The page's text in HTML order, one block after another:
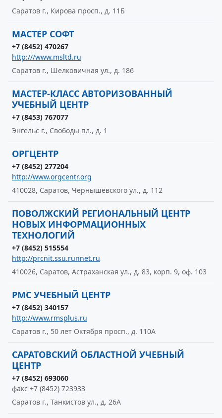
Саратов г., Кирова просп., д. 11Б
МАСТЕР СОФТ
+7 (8452) 470267
http:///www.msltd.ru
Саратов г., Шелковичная ул., д. 186
МАСТЕР-КЛАСС АВТОРИЗОВАННЫЙ
УЧЕБНЫЙ ЦЕНТР
+7 (8453) 767077
Энгельс г., Свободы пл., д. 1
ОРГЦЕНТР
+7 (8452) 277204
http://www.orgcentr.org
410028, Саратов, Чернышевского ул., д. 112
ПОВОЛЖСКИЙ РЕГИОНАЛЬНЫЙ ЦЕНТР
НОВЫХ ИНФОРМАЦИОННЫХ
ТЕХНОЛОГИЙ
+7 (8452) 515554
http://prcnit.ssu.runnet.ru
410026, Саратов, Астраханская ул., д. 83, корп. 9, оф. 103
РМС УЧЕБНЫЙ ЦЕНТР
+7 (8452) 340157
http://www.rmsplus.ru
Саратов г., 50 лет Октября просп., д. 110А
САРАТОВСКИЙ ОБЛАСТНОЙ УЧЕБНЫЙ
ЦЕНТР
+7 (8452) 693060
факс +7 (8452) 723933
Саратов г., Танкистов ул., д. 26А